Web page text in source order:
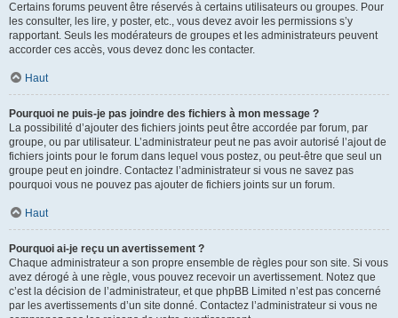
Certains forums peuvent être réservés à certains utilisateurs ou groupes. Pour
les consulter, les lire, y poster, etc., vous devez avoir les permissions s’y
rapportant. Seuls les modérateurs de groupes et les administrateurs peuvent
accorder ces accès, vous devez donc les contacter.
Haut
Pourquoi ne puis-je pas joindre des fichiers à mon message ?
La possibilité d’ajouter des fichiers joints peut être accordée par forum, par
groupe, ou par utilisateur. L’administrateur peut ne pas avoir autorisé l’ajout de
fichiers joints pour le forum dans lequel vous postez, ou peut-être que seul un
groupe peut en joindre. Contactez l’administrateur si vous ne savez pas
pourquoi vous ne pouvez pas ajouter de fichiers joints sur un forum.
Haut
Pourquoi ai-je reçu un avertissement ?
Chaque administrateur a son propre ensemble de règles pour son site. Si vous
avez dérogé à une règle, vous pouvez recevoir un avertissement. Notez que
c’est la décision de l’administrateur, et que phpBB Limited n’est pas concerné
par les avertissements d’un site donné. Contactez l’administrateur si vous ne